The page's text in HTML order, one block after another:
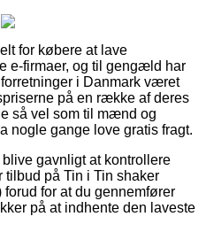
for købere at lave
e-firmaer, og til gengæld har
i Danmark været
på en række af deres
så vel som til mænd og
nogle gange love gratis fragt.
gavnligt at kontrollere
tilbud på Tin i Tin shaker
for at du gennemfører
på at indhente den laveste